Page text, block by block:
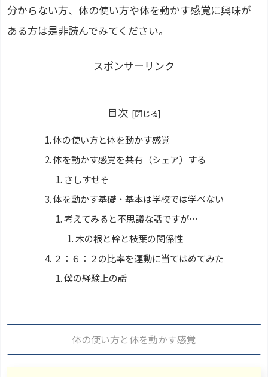
分からない方、体の使い方や体を動かす感覚に興味が
ある方は是非読んでみてください。
スポンサーリンク
目次
体の使い方と体を動かす感覚
体を動かす感覚を共有（シェア）する
さしすせそ
体を動かす基礎・基本は学校では学べない
考えてみると不思議な話ですが…
木の根と幹と枝葉の関係性
２：６：２の比率を運動に当てはめてみた
僕の経験上の話
体の使い方と体を動かす感覚